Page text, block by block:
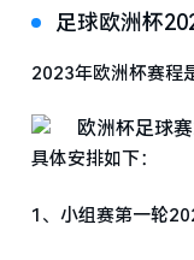
足球欧洲杯
2023年欧洲杯赛程
具体安排如下：
1、小组赛第一轮